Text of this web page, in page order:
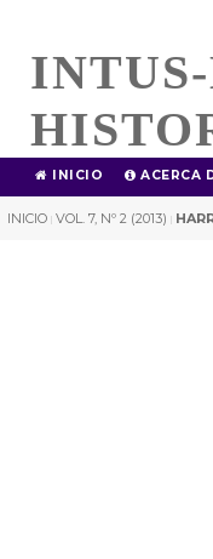
INICIO ACERCA
INICIO | VOL. 7, Nº 2 (2013) |